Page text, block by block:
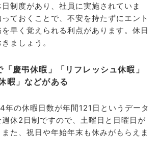
制度があり、社員に実施されていま
ておくことで、不安を持たずにエント
早く覚えられる利点があります。休日
ましょう。
慶弔休暇」「リフレッシュ休暇」
暇」などがある
年の休暇日数が年間121日というデータ
休2日制ですので、土曜日と日曜日が
た、祝日や年始年末も休みがもらえま